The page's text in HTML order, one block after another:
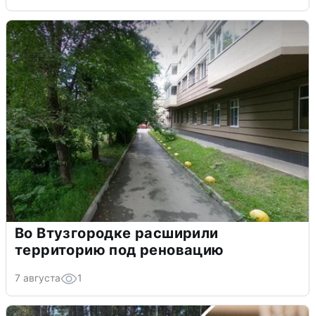
Во Втузгородке расширили
территорию под реновацию
7 августа 1